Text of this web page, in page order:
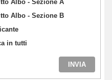
Albo - Sezione A
Albo - Sezione B
in tutti